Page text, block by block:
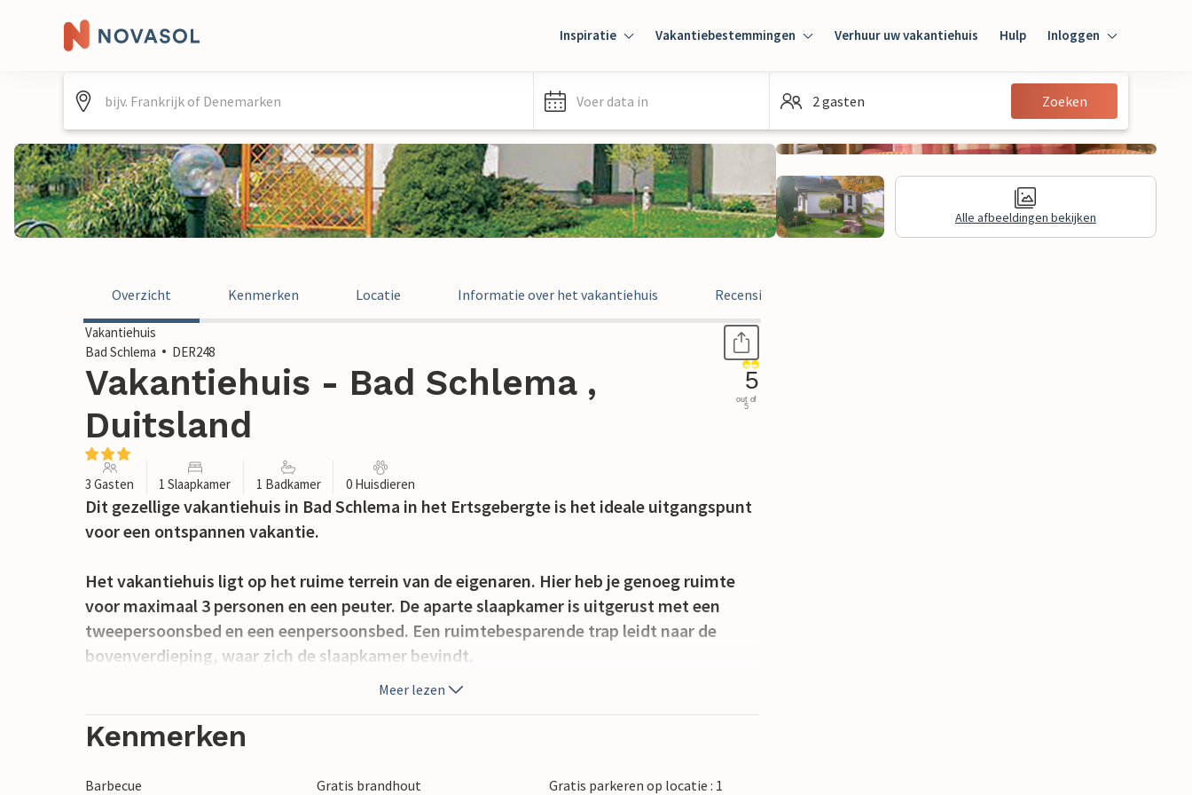
Inspiratie Vakantiebestemmingen Verhuur uw vakantiehuis Hulp Inloggen
Inloggen
Gast
Voer data in 2 gasten Zoeken
Alle afbeeldingen bekijken
Overzicht Kenmerken Locatie Informatie over het vakantiehuis Recensies
Vakantiehuis
Bad Schlema
DER248
Vakantiehuis - Bad Schlema ,
Duitsland
5
out of
5
3 Gasten 1 Slaapkamer 1 Badkamer 0 Huisdieren
Dit gezellige vakantiehuis in Bad Schlema in het Ertsgebergte is het ideale uitgangspunt
voor een ontspannen vakantie.
Het vakantiehuis ligt op het ruime terrein van de eigenaren. Hier heb je genoeg ruimte
voor maximaal 3 personen en een peuter. De aparte slaapkamer is uitgerust met een
tweepersoonsbed en een eenpersoonsbed. Een ruimtebesparende trap leidt naar de
bovenverdieping, waar zich de slaapkamer bevindt.
open haard wordt gratis verstrekt.
Een zwemvijver en de barbecueplaats zijn beschikbaar voor gemeenschappelijk gebruik.
Meer lezen
Kenmerken
Barbecue Gratis brandhout
Gratis parkeren op locatie : 1